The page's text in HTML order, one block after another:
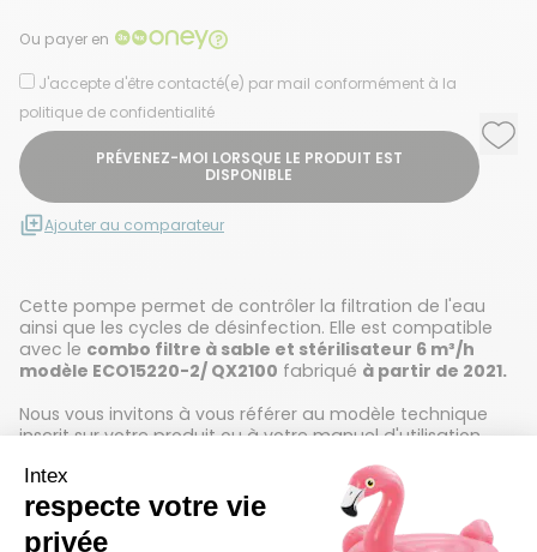
Ou payer en
J'accepte d'être contacté(e) par mail conformément à la
politique de confidentialité
PRÉVENEZ-MOI LORSQUE LE PRODUIT EST
DISPONIBLE
Ajouter au comparateur
Cette pompe permet de contrôler la filtration de l'eau
ainsi que les cycles de désinfection. Elle est compatible
avec le combo filtre à sable et stérilisateur 6 m³/h
modèle ECO15220-2/ QX2100 fabriqué à partir de 2021.
Nous vous invitons à vous référer au modèle technique
inscrit sur votre produit ou à votre manuel d'utilisation